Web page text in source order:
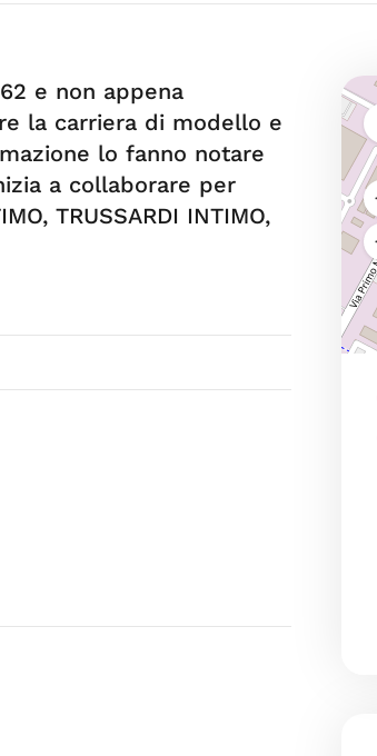
e non appena
la carriera di modello e
lo fanno notare
a collaborare per
TRUSSARDI INTIMO,